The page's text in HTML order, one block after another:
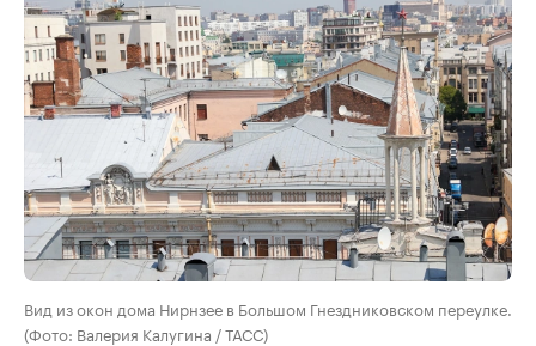
Вид из окон дома Нирнзее в Большом Гнездниковском переулке.
(Фото: Валерия Калугина / ТАСС)